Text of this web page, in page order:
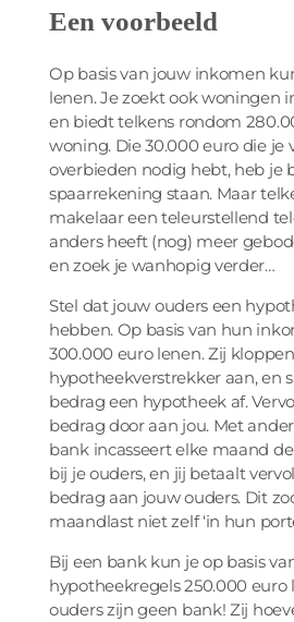
Een voorbeeld
Op basis van jouw inkomen
lenen. Je zoekt ook woningen
en biedt telkens rondom
woning. Die 30.000 euro die je
overbieden nodig hebt, heb je
spaarrekening staan. Maar
makelaar een teleurstellend
anders heeft (nog) meer
en zoek je wanhopig verder…
Stel dat jouw ouders een
hebben. Op basis van hun
300.000 euro lenen. Zij
hypotheekverstrekker aan, en
bedrag een hypotheek af.
bedrag door aan jou. Met
bank incasseert elke maand
bij je ouders, en jij betaalt
bedrag aan jouw ouders. Dit
maandlast niet zelf ‘in hun
Bij een bank kun je op basis
hypotheekregels 250.000 euro
ouders zijn geen bank! Zij